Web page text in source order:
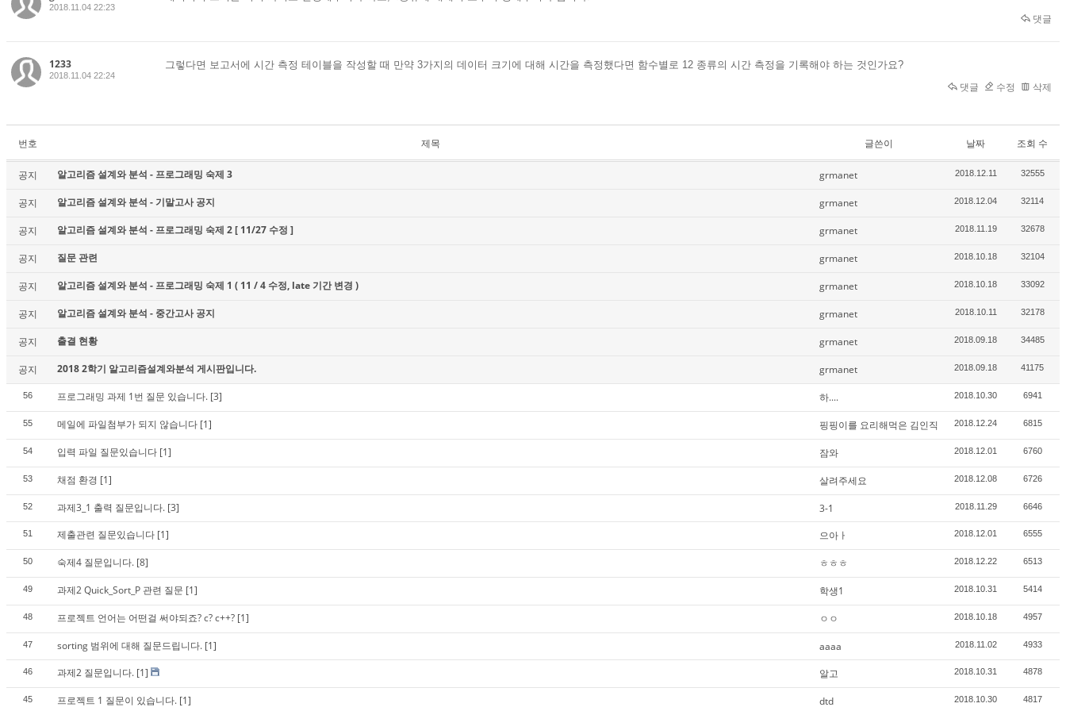
2018.11.04 22:23
댓글
1233
2018.11.04 22:24
그렇다면 보고서에 시간 측정 테이블을 작성할 때 만약 3가지의 데이터 크기에 대해 시간을 측정했다면 함수별로 12 종류의 시간 측정을 기록해야 하는 것인가요?
댓글 수정 삭제
번호 제목 글쓴이 날짜 조회 수
공지 알고리즘 설계와 분석 - 프로그래밍 숙제 3 grmanet 2018.12.11 32555
공지 알고리즘 설계와 분석 - 기말고사 공지 grmanet 2018.12.04 32114
공지 알고리즘 설계와 분석 - 프로그래밍 숙제 2 [ 11/27 수정 ] grmanet 2018.11.19 32678
공지 질문 관련 grmanet 2018.10.18 32104
공지 알고리즘 설계와 분석 - 프로그래밍 숙제 1 ( 11 / 4 수정, late 기간 변경 ) grmanet 2018.10.18 33092
공지 알고리즘 설계와 분석 - 중간고사 공지 grmanet 2018.10.11 32178
공지 출결 현황 grmanet 2018.09.18 34485
공지 2018 2학기 알고리즘설계와분석 게시판입니다. grmanet 2018.09.18 41175
56 프로그래밍 과제 1번 질문 있습니다. [3] 하.... 2018.10.30 6941
55 메일에 파일첨부가 되지 않습니다 [1] 핑핑이를 요리해먹은 김인직 2018.12.24 6815
54 입력 파일 질문있습니다 [1] 잠와 2018.12.01 6760
53 채점 환경 [1] 살려주세요 2018.12.08 6726
52 과제3_1 출력 질문입니다. [3] 3-1 2018.11.29 6646
51 제출관련 질문있습니다 [1] 으아ㅏ 2018.12.01 6555
50 숙제4 질문입니다. [8] ㅎㅎㅎ 2018.12.22 6513
49 과제2 Quick_Sort_P 관련 질문 [1] 학생1 2018.10.31 5414
48 프로젝트 언어는 어떤걸 써야되죠? c? c++? [1] ㅇㅇ 2018.10.18 4957
47 sorting 범위에 대해 질문드립니다. [1] aaaa 2018.11.02 4933
46 과제2 질문입니다. [1] 알고 2018.10.31 4878
45 프로젝트 1 질문이 있습니다. [1] dtd 2018.10.30 4817